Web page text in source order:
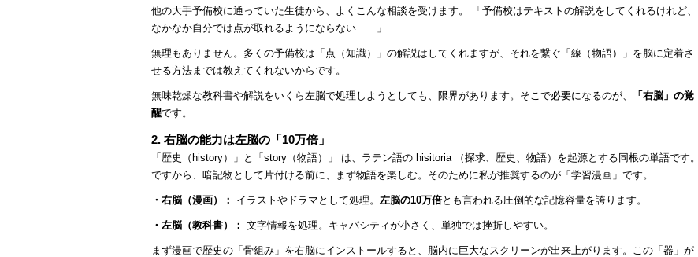
他の大手予備校に通っていた生徒から、よくこんな相談を受けます。 「予備校はテキストの解説をしてくれるけれど、
なかなか自分では点が取れるようにならない……」
無理もありません。多くの予備校は「点（知識）」の解説はしてくれますが、それを繋ぐ「線（物語）」を脳に定着さ
せる方法までは教えてくれないからです。
無味乾燥な教科書や解説をいくら左脳で処理しようとしても、限界があります。そこで必要になるのが、
「右脳」の覚
醒です。
2. 右脳の能力は左脳の「10万倍」
「歴史（history）」と「story（物語）」 は、ラテン語の hisitoria （探求、歴史、物語）を起源とする同根の単語です。
ですから、暗記物として片付ける前に、まず物語を楽しむ。そのために私が推奨するのが「学習漫画」です。
・右脳（漫画）： イラストやドラマとして処理。 左脳の10万倍とも言われる圧倒的な記憶容量を誇ります。
・左脳（教科書）： 文字情報を処理。キャパシティが小さく、単独では挫折しやすい。
まず漫画で歴史の「骨組み」を右脳にインストールすると、脳内に巨大なスクリーンが出来上がります。この「器」が